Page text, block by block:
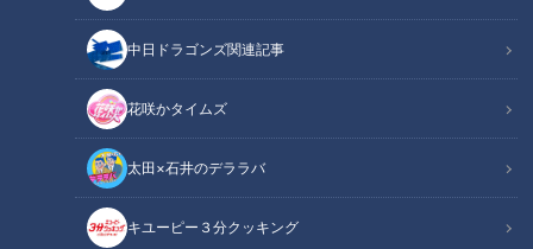
中日ドラゴンズ関連記事
花咲かタイムズ
太田×石井のデララバ
キユーピー３分クッキング